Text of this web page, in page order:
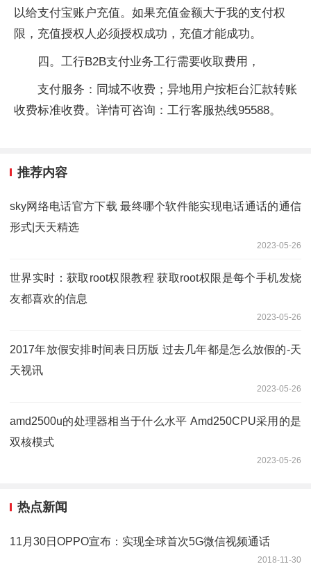
以给支付宝账户充值。如果充值金额大于我的支付权
限，充值授权人必须授权成功，充值才能成功。
四。工行B2B支付业务工行需要收取费用，
支付服务：同城不收费；异地用户按柜台汇款转账
收费标准收费。详情可咨询：工行客服热线95588。
推荐内容
sky网络电话官方下载 最终哪个软件能实现电话通话的通信
形式|天天精选
2023-05-26
世界实时：获取root权限教程 获取root权限是每个手机发烧
友都喜欢的信息
2023-05-26
2017年放假安排时间表日历版 过去几年都是怎么放假的-天
天视讯
2023-05-26
amd2500u的处理器相当于什么水平 Amd250CPU采用的是
双核模式
2023-05-26
热点新闻
11月30日OPPO宣布：实现全球首次5G微信视频通话
2018-11-30